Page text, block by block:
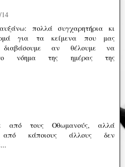
14
πολλά συγχαρητήρια κι
για τα κείμενα που μας
διαβάσουμε αν θέλουμε να
νόημα της ημέρας της
από τους Οθωμανούς, αλλά
κάποιους άλλους δεν